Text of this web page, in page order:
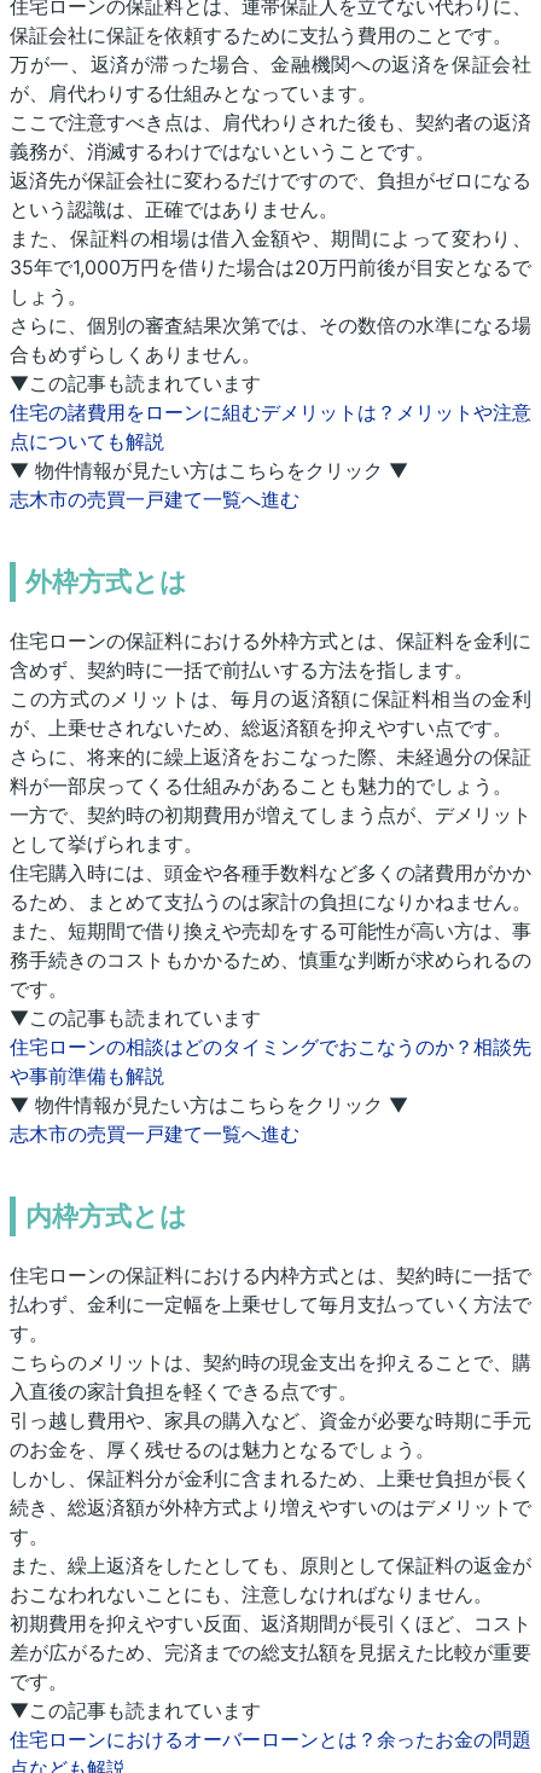
住宅ローンの保証料とは、連帯保証人を立てない代わりに、
保証会社に保証を依頼するために支払う費用のことです。
万が一、返済が滞った場合、金融機関への返済を保証会社
が、肩代わりする仕組みとなっています。
ここで注意すべき点は、肩代わりされた後も、契約者の返済
義務が、消滅するわけではないということです。
返済先が保証会社に変わるだけですので、負担がゼロになる
という認識は、正確ではありません。
また、保証料の相場は借入金額や、期間によって変わり、
35年で1,000万円を借りた場合は20万円前後が目安となるで
しょう。
さらに、個別の審査結果次第では、その数倍の水準になる場
合もめずらしくありません。
▼この記事も読まれています
住宅の諸費用をローンに組むデメリットは？メリットや注意
点についても解説
▼ 物件情報が見たい方はこちらをクリック ▼
志木市の売買一戸建て一覧へ進む
外枠方式とは
住宅ローンの保証料における外枠方式とは、保証料を金利に
含めず、契約時に一括で前払いする方法を指します。
この方式のメリットは、毎月の返済額に保証料相当の金利
が、上乗せされないため、総返済額を抑えやすい点です。
さらに、将来的に繰上返済をおこなった際、未経過分の保証
料が一部戻ってくる仕組みがあることも魅力的でしょう。
一方で、契約時の初期費用が増えてしまう点が、デメリット
として挙げられます。
住宅購入時には、頭金や各種手数料など多くの諸費用がかか
るため、まとめて支払うのは家計の負担になりかねません。
また、短期間で借り換えや売却をする可能性が高い方は、事
務手続きのコストもかかるため、慎重な判断が求められるの
です。
▼この記事も読まれています
住宅ローンの相談はどのタイミングでおこなうのか？相談先
や事前準備も解説
▼ 物件情報が見たい方はこちらをクリック ▼
志木市の売買一戸建て一覧へ進む
内枠方式とは
住宅ローンの保証料における内枠方式とは、契約時に一括で
払わず、金利に一定幅を上乗せして毎月支払っていく方法で
す。
こちらのメリットは、契約時の現金支出を抑えることで、購
入直後の家計負担を軽くできる点です。
引っ越し費用や、家具の購入など、資金が必要な時期に手元
のお金を、厚く残せるのは魅力となるでしょう。
しかし、保証料分が金利に含まれるため、上乗せ負担が長く
続き、総返済額が外枠方式より増えやすいのはデメリットで
す。
また、繰上返済をしたとしても、原則として保証料の返金が
おこなわれないことにも、注意しなければなりません。
初期費用を抑えやすい反面、返済期間が長引くほど、コスト
差が広がるため、完済までの総支払額を見据えた比較が重要
です。
▼この記事も読まれています
住宅ローンにおけるオーバーローンとは？余ったお金の問題